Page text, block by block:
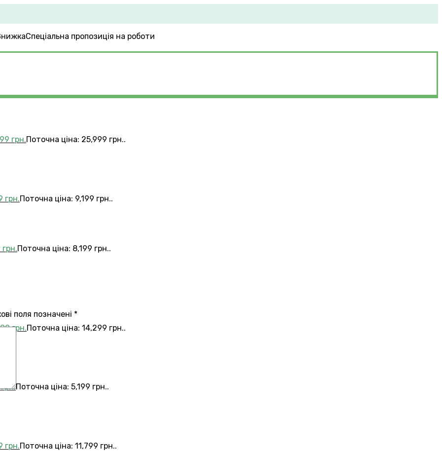
Спеціальна пропозиція на роботи
грн.Поточна ціна: 25,999 грн..
грн.Поточна ціна: 9,199 грн..
грн.Поточна ціна: 8,199 грн..
грн.Поточна ціна: 14,299 грн..
грн.Поточна ціна: 5,199 грн..
грн.Поточна ціна: 11,799 грн..
поля позначені *